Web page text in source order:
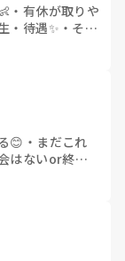
・ 有休が取りや
・待遇✨ ・ その
😊 ・ まだこれ
はないor終わ